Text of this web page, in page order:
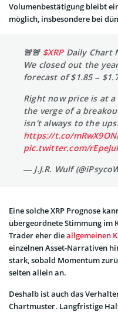
Volumenbestätigung bleibt
möglich, insbesondere bei
🚨🚨 $XRPDaily Chart
We closed out the
forecast of $1.85 –
Right now price is at
the verge of a
isn't always to the
https://t.co/
pic.twitter.com/
— J.J.R. Wulf
Eine solche XRP Prognose
übergeordnete Stimmung
Trader eher dieallgemeinen
einzelnen Asset-Narrativen
stark, sobald Momentum
selten allein an.
Deshalb ist auch das
Chartmuster. Langfristige